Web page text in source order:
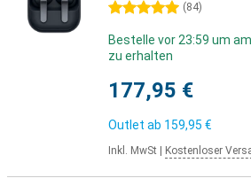
5 Sterne (84)
Bestelle vor 23:59 um am
zu erhalten
177,95 €
Outlet ab 159,95 €
Inkl. MwSt Kostenloser